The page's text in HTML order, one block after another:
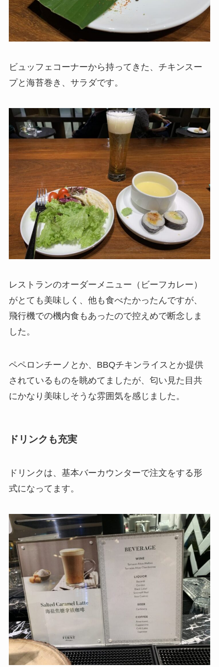
ビュッフェコーナーから持ってきた、チキンスー
プと海苔巻き、サラダです。
レストランのオーダーメニュー（ビーフカレー）
がとても美味しく、他も食べたかったんですが、
飛行機での機内食もあったので控えめで断念しま
した。
ペペロンチーノとか、BBQチキンライスとか提供
されているものを眺めてましたが、匂い見た目共
にかなり美味しそうな雰囲気を感じました。
ドリンクも充実
ドリンクは、基本バーカウンターで注文をする形
式になってます。